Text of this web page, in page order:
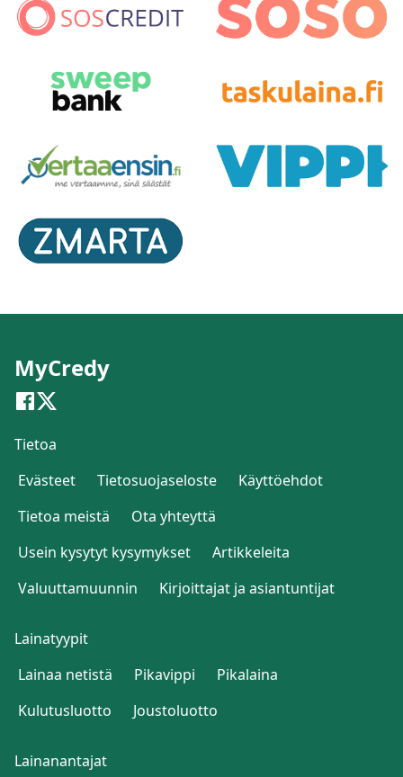
MyCredy
Tietoa
Evästeet
Tietosuojaseloste
Käyttöehdot
Tietoa meistä
Ota yhteyttä
Usein kysytyt kysymykset
Artikkeleita
Valuuttamuunnin
Kirjoittajat ja asiantuntijat
Lainatyypit
Lainaa netistä
Pikavippi
Pikalaina
Kulutusluotto
Joustoluotto
Lainanantajat